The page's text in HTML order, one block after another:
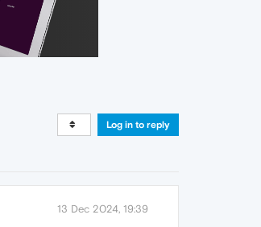
Log in to reply
13 Dec 2024, 19:39